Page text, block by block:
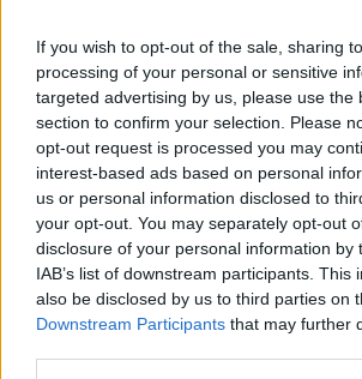
If you wish to opt-out of the sale, sharing
processing of your personal or sensitive
targeted advertising by us, please use the
section to confirm your selection. Please
opt-out request is processed you may
interest-based ads based on personal
us or personal information disclosed to
your opt-out. You may separately opt-out
disclosure of your personal information by
IAB’s list of downstream participants. This
also be disclosed by us to third parties on
Downstream Participants that may further
ΚΟΙΝΩΝΊΑ
Πανηγύρισε το
εξωκλήσι της
Μεταμόρφωσης του
Σωτήρος στο
Ο νέος
504